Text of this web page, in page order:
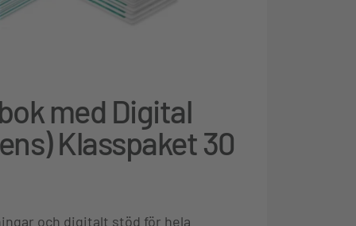
med Digital
Klasspaket 30
och digitalt stöd för hela